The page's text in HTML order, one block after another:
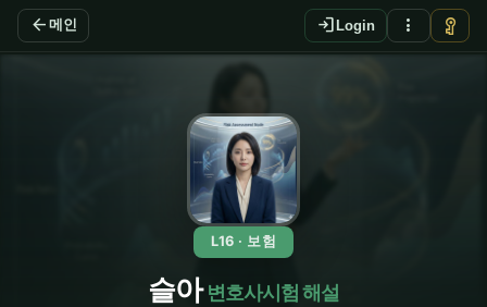
arrow_back 메인 login Login more_vert vpn_key
L16 · 보험
슬아변호사시험 해설